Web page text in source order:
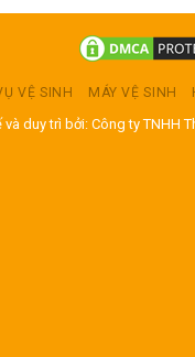
VỆ SINH MÁY VỆ SINH
và duy trì bởi: Công ty TNHH